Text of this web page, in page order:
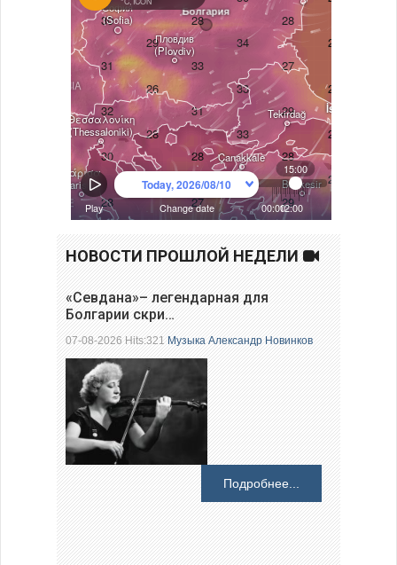
НОВОСТИ ПРОШЛОЙ НЕДЕЛИ
«Севдана»– легендарная для
Болгарии скри…
07-08-2026 Hits:321Музыка Александр Новинков
Подробнее...